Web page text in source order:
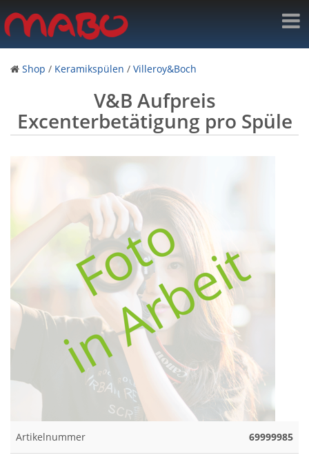
Shop / Keramikspülen / Villeroy&Boch
V&B Aufpreis
Excenterbetätigung pro Spüle
Artikelnummer 69999985